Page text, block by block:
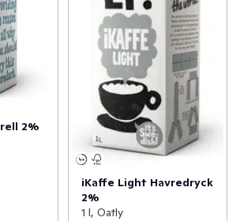
2%
iKaffe Light Havredryck
2%
1 l, Oatly